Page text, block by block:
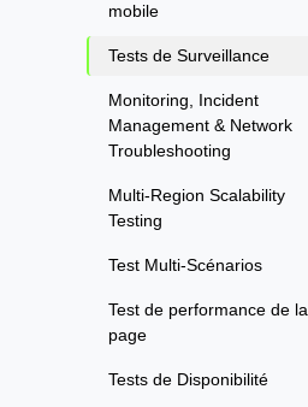
mobile
Tests de Surveillance
Monitoring, Incident
Management & Network
Troubleshooting
Multi-Region Scalability
Testing
Test Multi-Scénarios
Test de performance de la
page
Tests de Disponibilité